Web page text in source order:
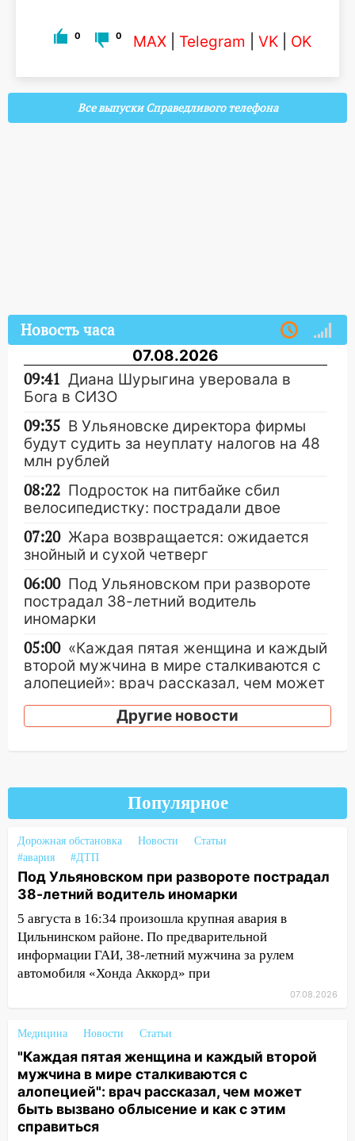
0 0 MAX Telegram VK OK
Все выпуски Справедливого телефона
Новость часа
07.08.2026
09:41 Диана Шурыгина уверовала в
Бога в СИЗО
09:35 В Ульяновске директора фирмы
будут судить за неуплату налогов на 48
млн рублей
08:22 Подросток на питбайке сбил
велосипедистку: пострадали двое
07:20 Жара возвращается: ожидается
знойный и сухой четверг
06:00 Под Ульяновском при развороте
пострадал 38-летний водитель
иномарки
05:00 «Каждая пятая женщина и каждый
второй мужчина в мире сталкиваются с
алопецией»: врач рассказал, чем может
быть вызвано облысение и как с этим
06.08.2026
23:20 Прогноз погоды на 7 августа в
Ульяновской области
20:04 Ульяновцев приглашают на забег,
посвящённый Дню воздушного флота
России
19:12 В Ульяновской области
руководителя частной компании
наказали за сокрытие прошлого своего
18:02
В Ульяновск едут звезды
баскетбола!
17:08
Ульяновский областной суд
оставил в силе приговор руководству
«УльяновскФармации» за махинации на
Другие новости
Популярное
Дорожная обстановка Новости
Статьи
#авария
#ДТП
Под Ульяновском при развороте пострадал
38-летний водитель иномарки
5 августа в 16:34 произошла крупная авария в
Цильнинском районе. По предварительной
информации ГАИ, 38-летний мужчина за рулем
автомобиля «Хонда Аккорд» при
07.08.2026
Медицина Новости Статьи
"Каждая пятая женщина и каждый второй
мужчина в мире сталкиваются с
алопецией": врач рассказал, чем может
быть вызвано облысение и как с этим
справиться